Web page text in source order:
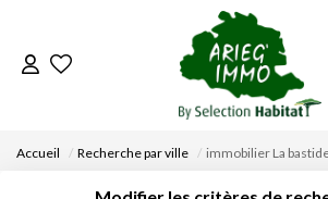
ACCUEIL
Accueil Recherche par ville immobilier La